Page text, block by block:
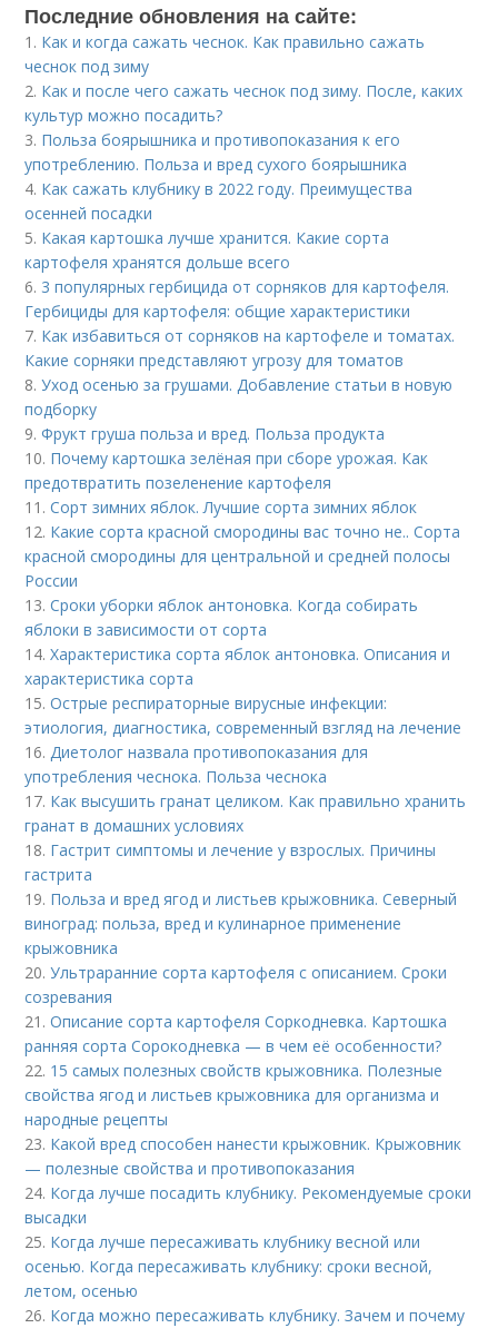
Последние обновления на сайте:
1. Как и когда сажать чеснок. Как правильно сажать
чеснок под зиму
2. Как и после чего сажать чеснок под зиму. После, каких
культур можно посадить?
3. Польза боярышника и противопоказания к его
употреблению. Польза и вред сухого боярышника
4. Как сажать клубнику в 2022 году. Преимущества
осенней посадки
5. Какая картошка лучше хранится. Какие сорта
картофеля хранятся дольше всего
6. 3 популярных гербицида от сорняков для картофеля.
Гербициды для картофеля: общие характеристики
7. Как избавиться от сорняков на картофеле и томатах.
Какие сорняки представляют угрозу для томатов
8.Уход осенью за грушами. Добавление статьи в новую
подборку
9.Фрукт груша польза и вред. Польза продукта
10. Почему картошка зелёная при сборе урожая. Как
предотвратить позеленение картофеля
11.Сорт зимних яблок. Лучшие сорта зимних яблок
12. Какие сорта красной смородины вас точно не.. Сорта
красной смородины для центральной и средней полосы
России
13.Сроки уборки яблок антоновка. Когда собирать
яблоки в зависимости от сорта
14.Характеристика сорта яблок антоновка. Описания и
характеристика сорта
15.Острые респираторные вирусные инфекции:
этиология, диагностика, современный взгляд на лечение
16.Диетолог назвала противопоказания для
употребления чеснока. Польза чеснока
17. Как высушить гранат целиком. Как правильно хранить
гранат в домашних условиях
18. Гастрит симптомы и лечение у взрослых. Причины
гастрита
19. Польза и вред ягод и листьев крыжовника. Северный
виноград: польза, вред и кулинарное применение
крыжовника
20.Ультраранние сорта картофеля с описанием. Сроки
созревания
21.Описание сорта картофеля Соркодневка. Картошка
ранняя сорта Сорокодневка — в чем её особенности?
22. 15 самых полезных свойств крыжовника. Полезные
свойства ягод и листьев крыжовника для организма и
народные рецепты
23. Какой вред способен нанести крыжовник. Крыжовник
— полезные свойства и противопоказания
24. Когда лучше посадить клубнику. Рекомендуемые сроки
высадки
25. Когда лучше пересаживать клубнику весной или
осенью. Когда пересаживать клубнику: сроки весной,
летом, осенью
26. Когда можно пересаживать клубнику. Зачем и почему